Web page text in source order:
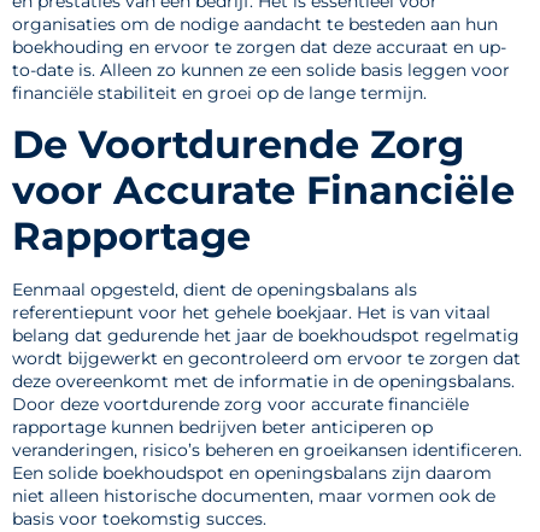
organisaties om de nodige aandacht te besteden aan hun
boekhouding en ervoor te zorgen dat deze accuraat en up-
to-date is. Alleen zo kunnen ze een solide basis leggen voor
financiële stabiliteit en groei op de lange termijn.
De Voortdurende Zorg
voor Accurate Financiële
Rapportage
Eenmaal opgesteld, dient de openingsbalans als
referentiepunt voor het gehele boekjaar. Het is van vitaal
belang dat gedurende het jaar de boekhoudspot regelmatig
wordt bijgewerkt en gecontroleerd om ervoor te zorgen dat
deze overeenkomt met de informatie in de openingsbalans.
Door deze voortdurende zorg voor accurate financiële
rapportage kunnen bedrijven beter anticiperen op
veranderingen, risico’s beheren en groeikansen identificeren.
Een solide boekhoudspot en openingsbalans zijn daarom
niet alleen historische documenten, maar vormen ook de
basis voor toekomstig succes.